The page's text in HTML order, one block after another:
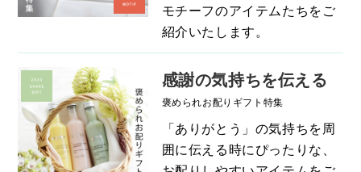
モチーフのアイテムたちをご
紹介いたします。
感謝の気持ちを伝える
褒められお配りギフト特集
「ありがとう」の気持ちを周
囲に伝える時にぴったりな、